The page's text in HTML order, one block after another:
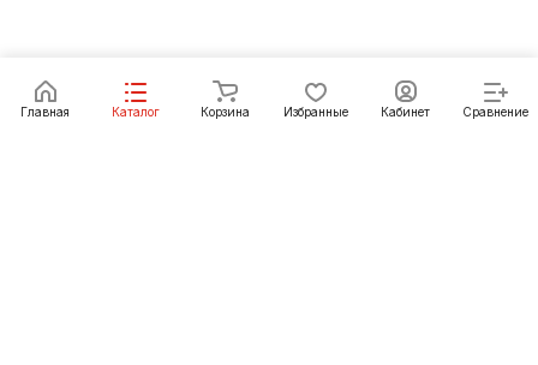
Главная Каталог Корзина Избранные Кабинет Сравнение